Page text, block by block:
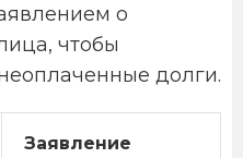
о
чтобы
долги.
Заявление